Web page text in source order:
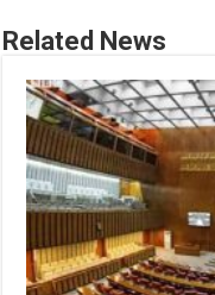
Related News